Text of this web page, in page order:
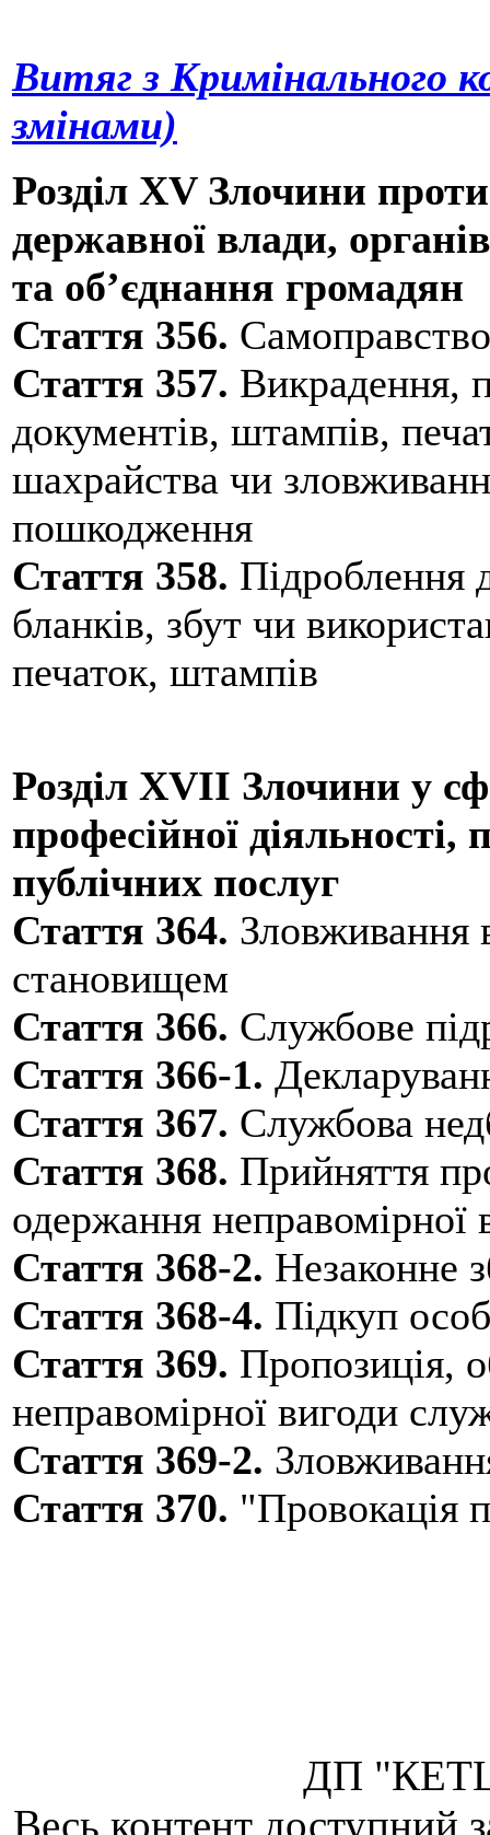
Витяг з Кримінального
змінами)
Розділ XV Злочини
державної влади,
та об’єднання громадян
Стаття 356. Самоправство
Стаття 357. Викрадення,
документів, штампів,
шахрайства чи
пошкодження
Стаття 358. Підроблення
бланків, збут чи
печаток, штампів
Розділ XVII Злочини у
професійної діяльності,
публічних послуг
Стаття 364. Зловживання
становищем
Стаття 366. Службове
Стаття 366-1.
Стаття 367. Службова
Стаття 368. Прийняття
одержання
Стаття 368-2. Незаконне
Стаття 368-4. Підкуп
Стаття 369. Пропозиція,
неправомірної вигоди
Стаття 369-2.
Стаття 370. "Провокація
ДП
Весь контент доступний